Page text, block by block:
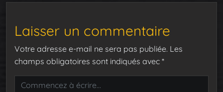
Laisser un commentaire
Votre adresse e-mail ne sera pas publiée. Les
champs obligatoires sont indiqués avec *